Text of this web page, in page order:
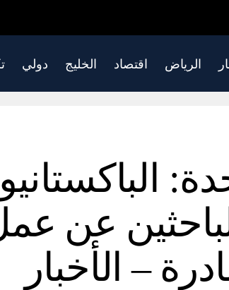
الرياض اقتصاد الخليج دولي
عن
– الأخبار